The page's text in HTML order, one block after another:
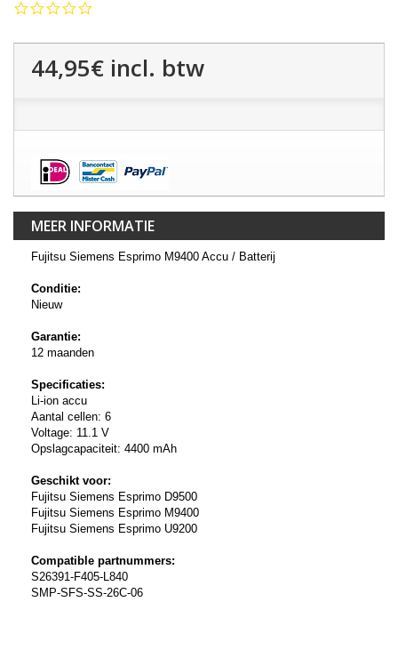
44,95€ incl. btw
MEER INFORMATIE
Fujitsu Siemens Esprimo M9400 Accu / Batterij
Conditie:
Nieuw
Garantie:
12 maanden
Specificaties:
Li-ion accu
Aantal cellen: 6
Voltage: 11.1 V
Opslagcapaciteit: 4400 mAh
Geschikt voor:
Fujitsu Siemens Esprimo D9500
Fujitsu Siemens Esprimo M9400
Fujitsu Siemens Esprimo U9200
Compatible partnummers:
S26391-F405-L840
SMP-SFS-SS-26C-06